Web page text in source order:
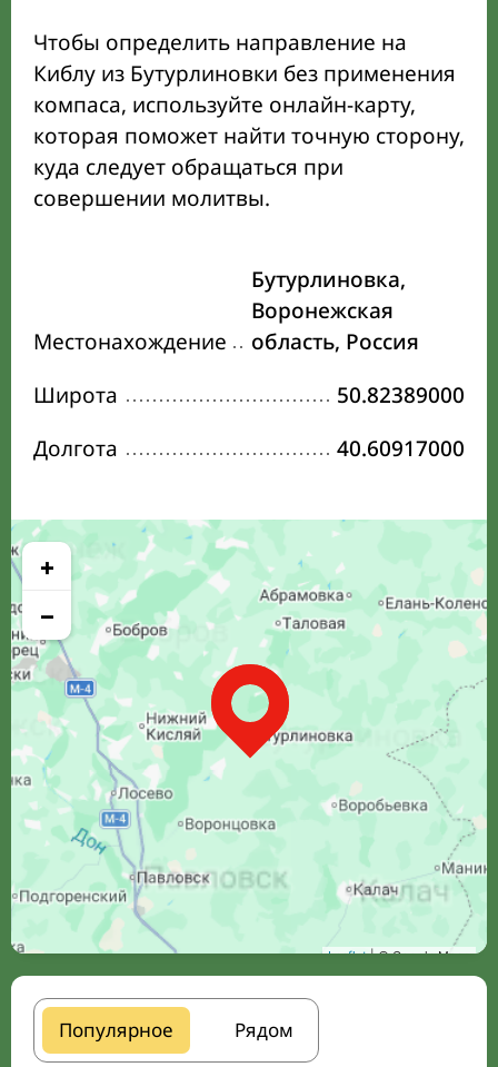
Чтобы определить направление на
Киблу из Бутурлиновки без применения
компаса, используйте онлайн-карту,
которая поможет найти точную сторону,
куда следует обращаться при
совершении молитвы.
Местонахождение
Бутурлиновка,
Воронежская
область, Россия
Широта
50.82389000
Долгота
40.60917000
+
−
Leaflet| © Google Maps
Популярное Рядом